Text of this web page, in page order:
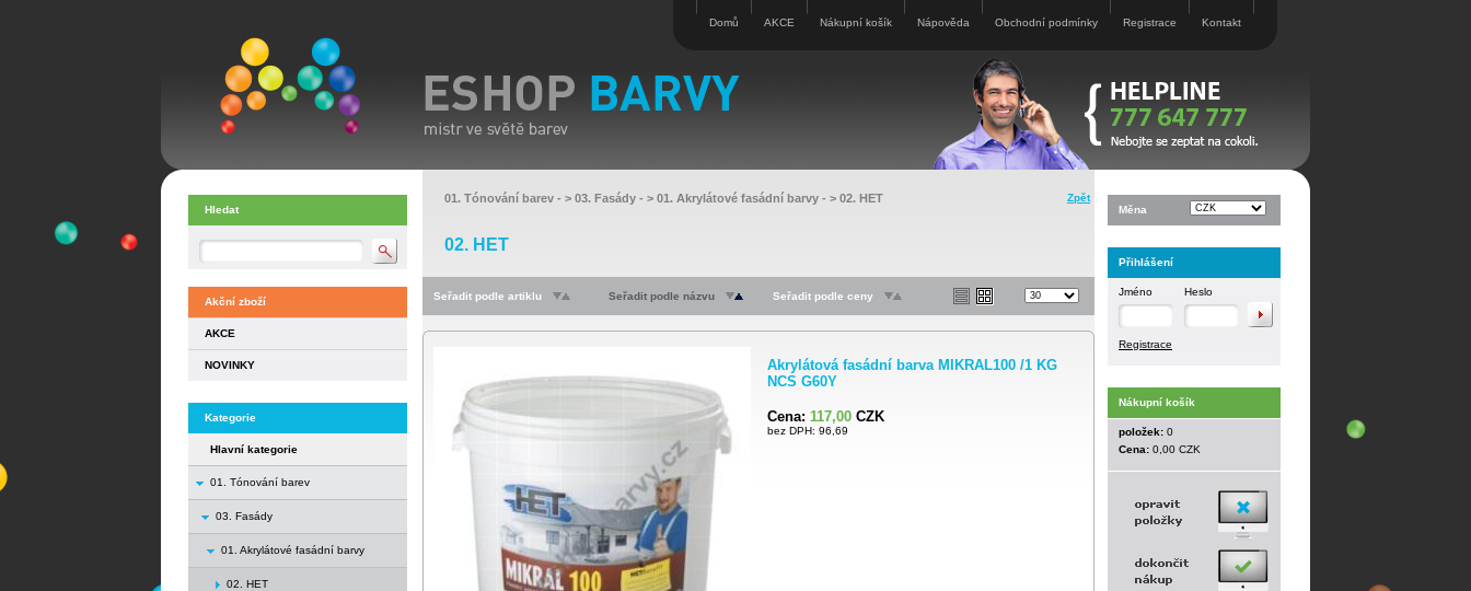
Domů AKCE Nákupní košík Nápověda Obchodní podmínky Registrace Kontakt
Hledat
Akční zboží
AKCE
NOVINKY
Kategorie
Hlavní kategorie
01. Tónování barev
03. Fasády
01. Akrylátové fasádní barvy
02. HET
01. Tónování barev - > 03. Fasády - > 01. Akrylátové fasádní barvy - > 02. HET Zpět
02. HET
Seřadit podle artiklu Seřadit podle názvu Seřadit podle ceny
Akrylátová fasádní barva MIKRAL100 /1 KG
NCS G60Y
Cena: 117,00 CZK
bez DPH: 96,69
Měna
Přihlášení
Jméno Heslo
Registrace
Nákupní košík
položek: 0
Cena: 0,00 CZK